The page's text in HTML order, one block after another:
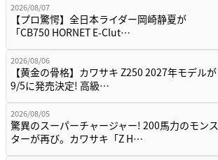
2026/08/07
【プロ驚愕】全日本ライダー岡崎静夏が
「CB750 HORNET E-Clut…
2026/08/06
【黄金の骨格】カワサキ Z250 2027年モデルが
9/5に発売決定! 高級…
2026/08/05
驚異のスーパーチャージャー! 200馬力のモンス
ターが再び。カワサキ「Z H…